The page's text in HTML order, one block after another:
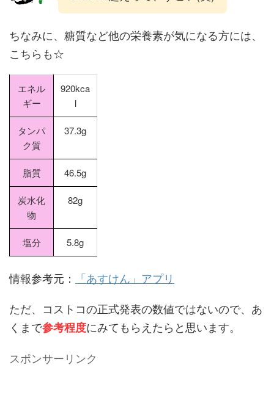
ちなみに、糖質など他の栄養素が気になる方には、
こちらも☆
エネル
ギー
920kca
l
タンパ
ク質
37.3g
脂質 46.5g
炭水化
物
82g
塩分 5.8g
情報参考元：
「あすけん」アプリ
ただ、コストコの正式発表の数値ではないので、あ
くまで参考程度にみてもらえたらと思います。
スポンサーリンク